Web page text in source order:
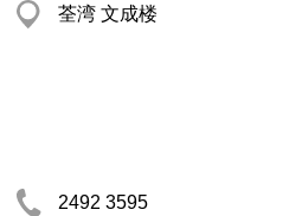
荃湾 文成楼
2492 3595